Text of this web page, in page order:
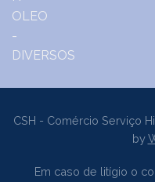
CSH - Comércio Serviço
by
Em caso de litígio o